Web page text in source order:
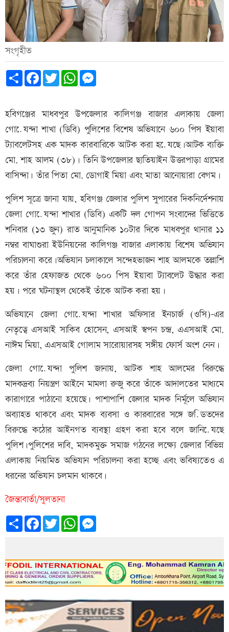
সংগৃহীত
Share FacebookTwitterWhatsApp
হবিগঞ্জের মাধবপুর উপজেলার কালিগঞ্জ বাজার এলাকায় জেলা
গোযে়ন্দা শাখা (ডিবি) পুলিশের বিশেষ অভিযানে ৬০০ পিস ইয়াবা
ট্যাবলেটসহ এক মাদক কারবারিকে আটক করা হযে়ছে।আটক ব্যক্তি
মো. শাহ আলম (৩৮)। তিনি উপজেলার ছাতিয়াইন উত্তরপাড়া গ্রামের
বাসিন্দা। তাঁর পিতা মো. ডোগাই মিয়া এবং মাতা আনোয়ারা বেগম।
পুলিশ সূত্রে জানা যায়, হবিগঞ্জ জেলার পুলিশ সুপারের দিকনির্দেশনায়
জেলা গোযে়ন্দা শাখার (ডিবি) একটি দল গোপন সংবাদের ভিত্তিতে
শনিবার (১৩ জুন) রাত আনুমানিক ১০টার দিকে মাধবপুর থানার ১১
নম্বর বাঘাশুরা ইউনিয়নের কালিগঞ্জ বাজার এলাকায় বিশেষ অভিযান
পরিচালনা করে।অভিযান চলাকালে সন্দেহভাজন শাহ আলমকে তল্লাশি
করে তাঁর হেফাজত থেকে ৬০০ পিস ইয়াবা ট্যাবলেট উদ্ধার করা
হয়। পরে ঘটনাস্থল থেকেই তাঁকে আটক করা হয়।
অভিযানে জেলা গোযে়ন্দা শাখার অফিসার ইনচার্জ (ওসি)-এর
নেতৃত্বে এসআই সাকিব হোসেন, এসআই স্বপন চন্দ্র, এএসআই মো.
নাঈম মিয়া, এএসআই গোলাম সারোয়ারসহ সঙ্গীয় ফোর্স অংশ নেন।
জেলা গোযে়ন্দা পুলিশ জানায়, আটক শাহ আলমের বিরুদ্ধে
মাদকদ্রব্য নিয়ন্ত্রণ আইনে মামলা রুজু করে তাঁকে আদালতের মাধ্যমে
কারাগারে পাঠানো হয়েছে। পাশাপাশি জেলার মাদক নির্মূলে অভিযান
অব্যাহত থাকবে এবং মাদক ব্যবসা ও কারবারের সঙ্গে জডি়তদের
বিরুদ্ধে কঠোর আইনগত ব্যবস্থা গ্রহণ করা হবে বলে জানিযে়ছে
পুলিশ।পুলিশের দাবি, মাদকমুক্ত সমাজ গঠনের লক্ষ্যে জেলার বিভিন্ন
এলাকায় নিয়মিত অভিযান পরিচালনা করা হচ্ছে এবং ভবিষ্যতেও এ
ধরনের অভিযান চলমান থাকবে।
জৈন্তাবার্তা/সুলতানা
Share FacebookTwitterWhatsApp